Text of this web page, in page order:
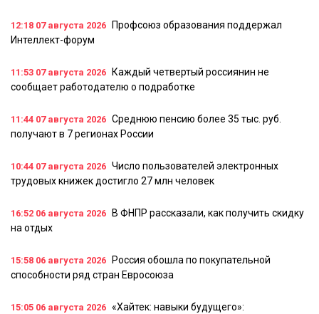
12:18 07 августа 2026
Профсоюз образования поддержал
Интеллект-форум
11:53 07 августа 2026
Каждый четвертый россиянин не
сообщает работодателю о подработке
11:44 07 августа 2026 Среднюю пенсию более 35 тыс. руб.
получают в 7 регионах России
10:44 07 августа 2026 Число пользователей электронных
трудовых книжек достигло 27 млн человек
16:52 06 августа 2026
В ФНПР рассказали, как получить скидку
на отдых
15:58 06 августа 2026
Россия обошла по покупательной
способности ряд стран Евросоюза
15:05 06 августа 2026 «Хайтек: навыки будущего»: